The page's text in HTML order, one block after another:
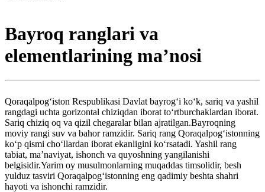
Bayroq ranglari va
elementlarining maʼnosi
Qoraqalpogʻiston Respublikasi Davlat bayrogʻi koʻk, sariq va yashil
rangdagi uchta gorizontal chiziqdan iborat toʻrtburchaklardan iborat.
Sariq chiziq oq va qizil chegaralar bilan ajratilgan.Bayroqning
moviy rangi suv va bahor ramzidir. Sariq rang Qoraqalpogʻistonning
koʻp qismi choʻllardan iborat ekanligini koʻrsatadi. Yashil rang
tabiat, maʼnaviyat, ishonch va quyoshning yangilanishi
belgisidir.Yarim oy musulmonlarning muqaddas timsolidir, besh
yulduz tasviri Qoraqalpogʻistonning eng qadimiy beshta shahri
hayoti va ishonchi ramzidir.